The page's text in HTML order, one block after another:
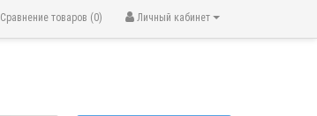
Личный кабинет
Сравнение товаров (0)